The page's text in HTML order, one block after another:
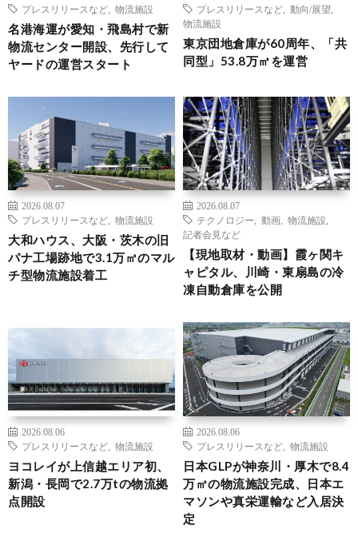
プレスリリースなど
物流施設
名港海運が愛知・飛島村で新
物流センター開設、先行して
ヤードの運営スタート
プレスリリースなど
動向/展望
物流施設
東京団地倉庫が60周年、「共
同型」53.8万㎡を運営
2026.08.07
プレスリリースなど
物流施設
大和ハウス、大阪・茨木の旧
パナ工場跡地で3.1万㎡のマル
チ型物流施設着工
2026.08.07
テクノロジー
動画 物流施設
記者会見など
【現地取材・動画】霞ヶ関キ
ャピタル、川崎・東扇島の冷
凍自動倉庫を公開
2026.08.06
プレスリリースなど
物流施設
ヨコレイが上信越エリア初、
新潟・長岡で2.7万tの物流拠
点開設
2026.08.06
プレスリリースなど
物流施設
日本GLPが神奈川・厚木で8.4
万㎡の物流施設完成、日本エ
マソンや真栄運輸など入居決
定